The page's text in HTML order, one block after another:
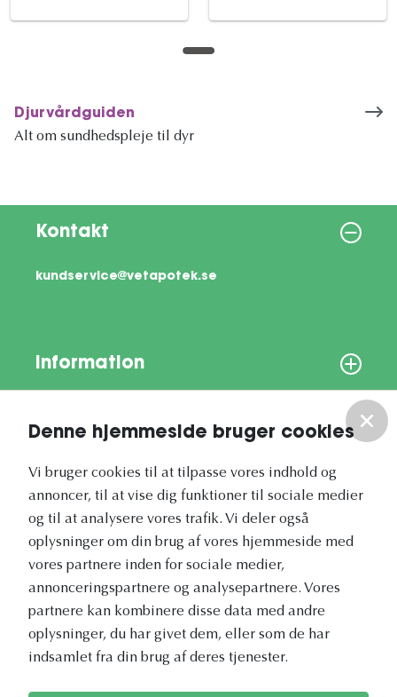
Denne hjemmeside bruger cookies
Vi bruger cookies til at tilpasse vores indhold og
annoncer, til at vise dig funktioner til sociale medier
og til at analysere vores trafik. Vi deler også
oplysninger om din brug af vores hjemmeside med
vores partnere inden for sociale medier,
annonceringspartnere og analysepartnere. Vores
partnere kan kombinere disse data med andre
oplysninger, du har givet dem, eller som de har
indsamlet fra din brug af deres tjenester.
Djurvårdguiden
Alt om sundhedspleje til dyr
Kontakt
kundservice@vetapotek.se
Information
Vores nyhedsbrev
Vetapotek.dk er en del af
Evidensia
Dyresundhedspleje